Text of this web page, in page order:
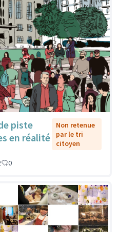
piste
en réalité
Non retenue
par le tri
citoyen
0